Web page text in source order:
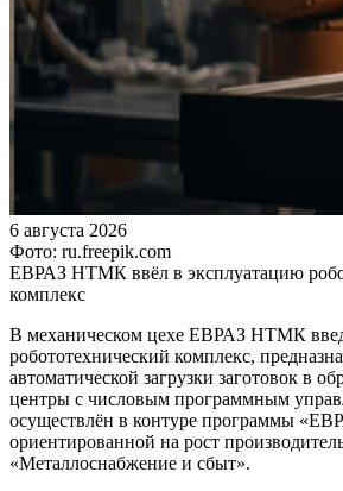
6 августа 2026
Фото: ru.freepik.com
ЕВРАЗ НТМК ввёл в эксплуатацию
комплекс
В механическом цехе ЕВРАЗ НТМК
робототехнический комплекс,
автоматической загрузки заготовок в
центры с числовым программным
осуществлён в контуре программы
ориентированной на рост
«Металлоснабжение и сбыт».